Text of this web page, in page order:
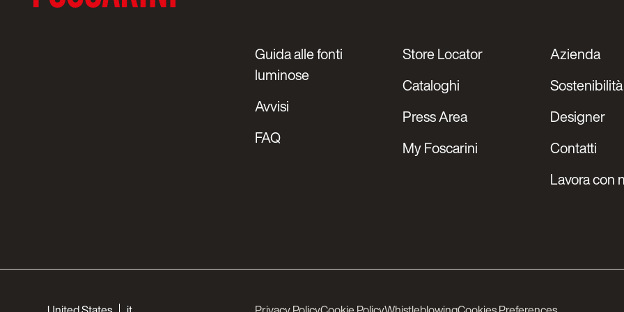
Guida alle fonti
luminose
Avvisi
FAQ
Store Locator
Cataloghi
Press Area
My Foscarini
Azienda
Sostenibilità
Designer
Contatti
Lavora con